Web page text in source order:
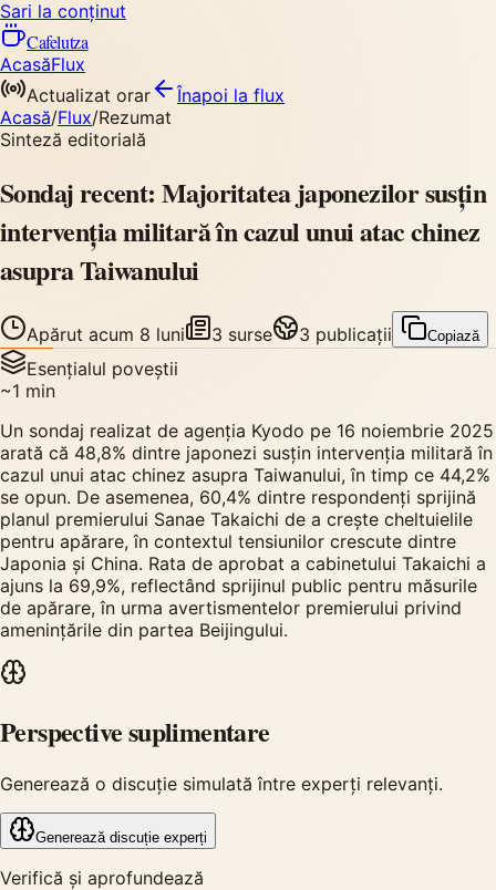
Sari la conținut
Cafelutza
AcasăFlux
Actualizat orar
Înapoi la flux
Acasă/Flux/Rezumat
Sinteză editorială
Sondaj recent: Majoritatea japonezilor susțin
intervenția militară în cazul unui atac chinez
asupra Taiwanului
Apărut acum 8 luni 3 surse 3 publicații Copiază
Esențialul poveștii
~1 min
Un sondaj realizat de agenția Kyodo pe 16 noiembrie 2025
arată că 48,8% dintre japonezi susțin intervenția militară în
cazul unui atac chinez asupra Taiwanului, în timp ce 44,2%
se opun. De asemenea, 60,4% dintre respondenți sprijină
planul premierului Sanae Takaichi de a crește cheltuielile
pentru apărare, în contextul tensiunilor crescute dintre
Japonia și China. Rata de aprobat a cabinetului Takaichi a
ajuns la 69,9%, reflectând sprijinul public pentru măsurile
de apărare, în urma avertismentelor premierului privind
amenințările din partea Beijingului.
Perspective suplimentare
Generează o discuție simulată între experți relevanți.
Generează discuție experți
Verifică și aprofundează